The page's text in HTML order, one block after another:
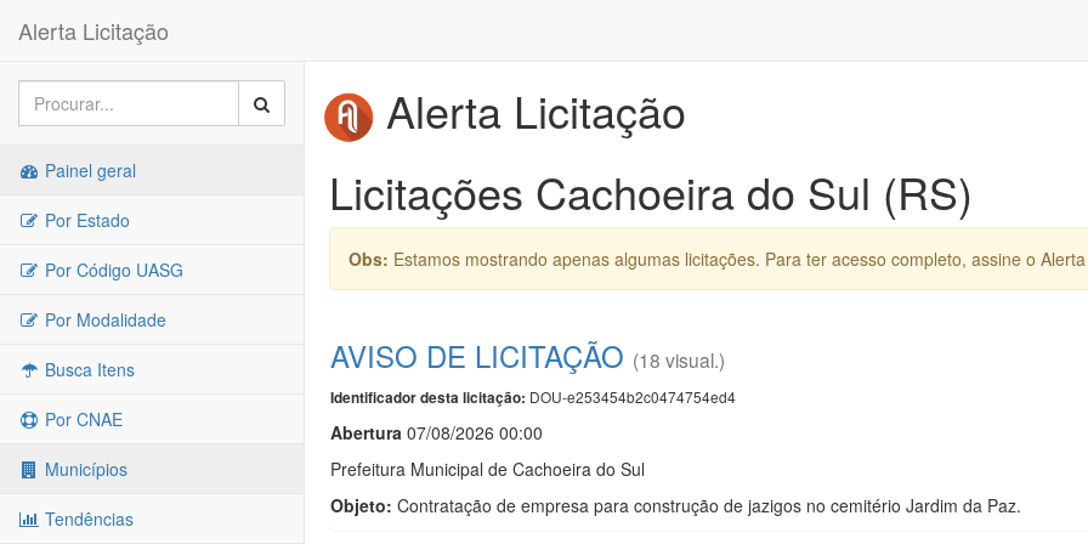
Alerta Licitação
Painel geral
Por Estado
Por Código UASG
Por Modalidade
Busca Itens
Por CNAE
Municípios
Tendências
Alerta Licitação
Licitações Cachoeira do Sul (RS)
Obs: Estamos mostrando apenas algumas licitações. Para ter acesso completo, assine o
AVISO DE LICITAÇÃO (18 visual.)
Identificador desta licitação: DOU-e253454b2c0474754ed4
Abertura 07/08/2026 00:00
Prefeitura Municipal de Cachoeira do Sul
Objeto: Contratação de empresa para construção de jazigos no cemitério Jardim da Paz.